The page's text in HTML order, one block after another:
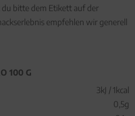
bitte dem Etikett auf der
empfehlen wir generell
100 G
3kJ / 1kcal
0,5g